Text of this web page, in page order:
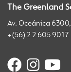
The Greenland
Av. Oceánica
+(56) 2 2 605 9017